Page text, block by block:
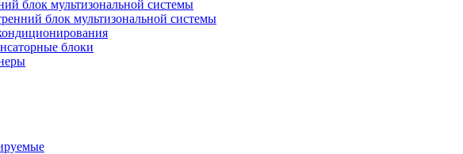
блок мультизональной системы
блок мультизональной системы
блоки